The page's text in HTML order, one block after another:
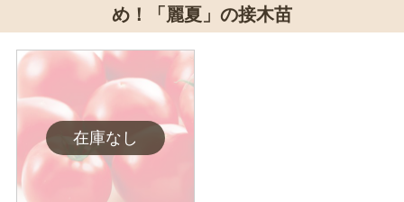
め！「麗夏」の接木苗